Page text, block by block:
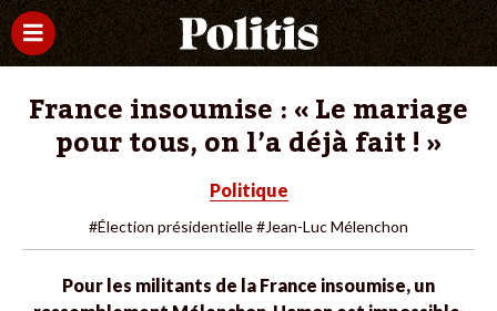
France insoumise : « Le mariage
pour tous, on l’a déjà fait ! »
Politique
#Élection présidentielle#Jean-Luc Mélenchon
Pour les militants de la France insoumise, un